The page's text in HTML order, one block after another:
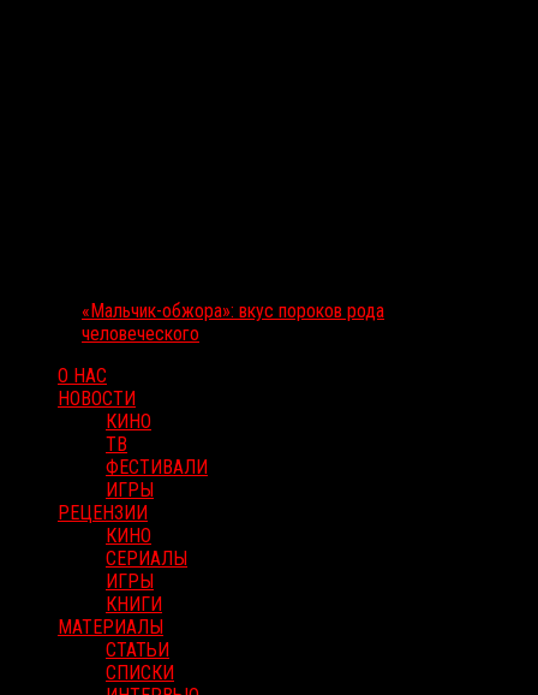
«Мальчик-обжора»: вкус пороков рода
человеческого
О НАС
НОВОСТИ
КИНО
ТВ
ФЕСТИВАЛИ
ИГРЫ
РЕЦЕНЗИИ
КИНО
СЕРИАЛЫ
ИГРЫ
КНИГИ
МАТЕРИАЛЫ
СТАТЬИ
СПИСКИ